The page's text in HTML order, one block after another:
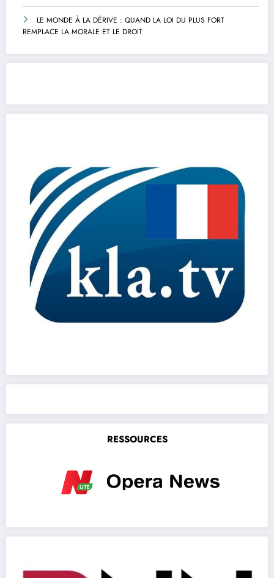
LE MONDE À LA DÉRIVE : QUAND LA LOI DU PLUS FORT
REMPLACE LA MORALE ET LE DROIT
RESSOURCES